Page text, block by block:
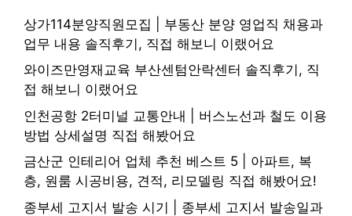
상가114분양직원모집 | 부동산 분양 영업직 채용과
업무 내용 솔직후기, 직접 해보니 이랬어요
와이즈만영재교육 부산센텀안락센터 솔직후기, 직
접 해보니 이랬어요
인천공항 2터미널 교통안내 | 버스노선과 철도 이용
방법 상세설명 직접 해봤어요
금산군 인테리어 업체 추천 베스트 5 | 아파트, 복
층, 원룸 시공비용, 견적, 리모델링 직접 해봤어요!
종부세 고지서 발송 시기 | 종부세 고지서 발송일과